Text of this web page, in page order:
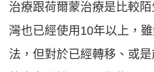
治療跟荷爾蒙治療是比較
灣也已經使用10年以上，
法，但對於已經轉移、或